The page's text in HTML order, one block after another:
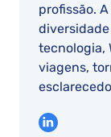
profissão.
tecnologia,
viagens,